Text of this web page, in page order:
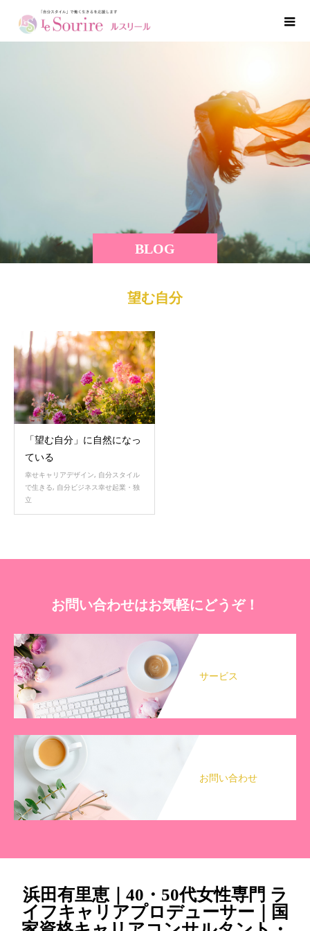
BLOG
望む自分
「望む自分」に自然になっ
ている
幸せキャリアデザイン, 自分スタイル
で生きる, 自分ビジネス幸せ起業・独
立
お問い合わせはお気軽にどうぞ！
サービス
お問い合わせ
浜田有里恵｜40・50代女性専門 ラ
イフキャリアプロデューサー｜国